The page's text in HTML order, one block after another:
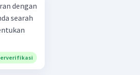
dengan
searah